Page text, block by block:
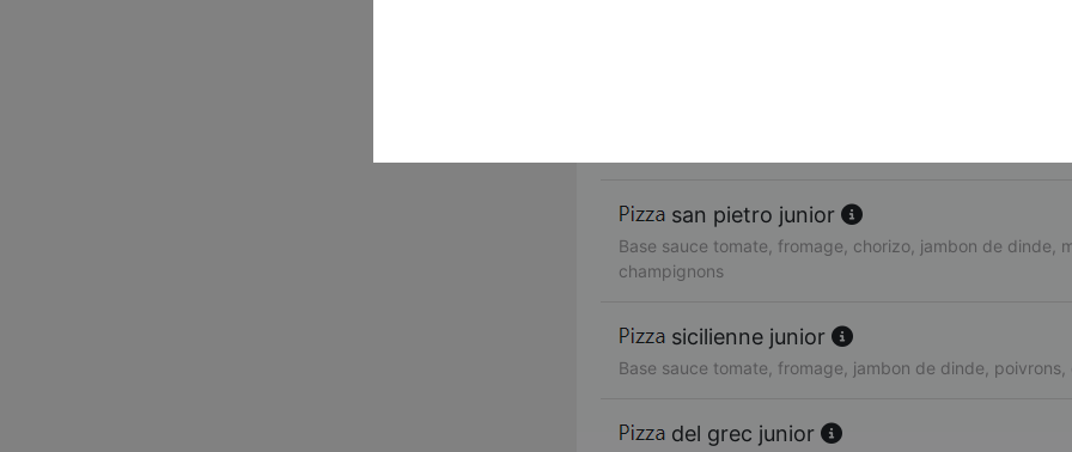
san pietro junior
Base sauce tomate, fromage, chorizo, jambon de dinde,
champignons
sicilienne junior
Base sauce tomate, fromage, jambon de dinde, poivrons,
del grec junior